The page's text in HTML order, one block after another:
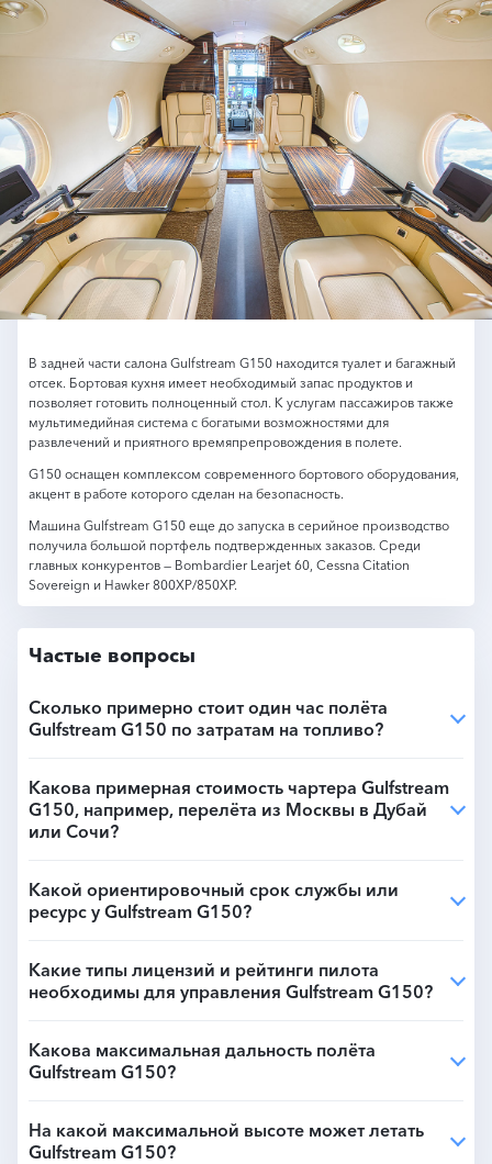
В задней части салона Gulfstream G150 находится туалет и багажный
отсек. Бортовая кухня имеет необходимый запас продуктов и
позволяет готовить полноценный стол. К услугам пассажиров также
мультимедийная система с богатыми возможностями для
развлечений и приятного времяпрепровождения в полете.
G150 оснащен комплексом современного бортового оборудования,
акцент в работе которого сделан на безопасность.
Машина Gulfstream G150 еще до запуска в серийное производство
получила большой портфель подтвержденных заказов. Среди
главных конкурентов — Bombardier Learjet 60, Cessna Citation
Sovereign и Hawker 800XP/850XP.
Частые вопросы
Сколько примерно стоит один час полёта
Gulfstream G150 по затратам на топливо?
Какова примерная стоимость чартера Gulfstream
G150, например, перелёта из Москвы в Дубай
или Сочи?
Какой ориентировочный срок службы или
ресурс у Gulfstream G150?
Какие типы лицензий и рейтинги пилота
необходимы для управления Gulfstream G150?
Какова максимальная дальность полёта
Gulfstream G150?
На какой максимальной высоте может летать
Gulfstream G150?